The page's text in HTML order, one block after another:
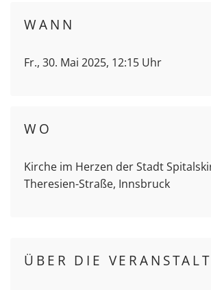
WANN
Fr., 30. Mai 2025, 12:15 Uhr
WO
Kirche im Herzen der Stadt
Theresien-Straße, Innsbruck
ÜBER DIE